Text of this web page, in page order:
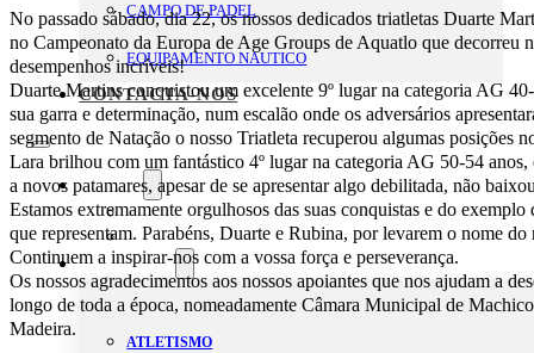
CAMPO DE PADEL
EQUIPAMENTO NAUTICO
CONTACTA-NOS
O Clube
Mensagem da Direção
Estatutos
Modalidades
ATLETISMO
No passado sábado, dia 22, os nossos dedicados triatletas Duarte
no Campeonato da Europa de Age Groups de Aquatlo que decorreu
desempenhos incríveis!
Duarte Martins conquistou um excelente 9º lugar na categoria AG
sua garra e determinação, num escalão onde os adversários
segmento de Natação o nosso Triatleta recuperou algumas posições
Lara brilhou com um fantástico 4º lugar na categoria AG 50-54
a novos patamares, apesar de se apresentar algo debilitada, não
Estamos extremamente orgulhosos das suas conquistas e do
que representam. Parabéns, Duarte e Rubina, por levarem o nome
Continuem a inspirar-nos com a vossa força e perseverança.
Os nossos agradecimentos aos nossos apoiantes que nos ajudam a
longo de toda a época, nomeadamente Câmara Municipal de
Madeira.